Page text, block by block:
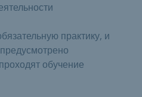
практику, и
обучение